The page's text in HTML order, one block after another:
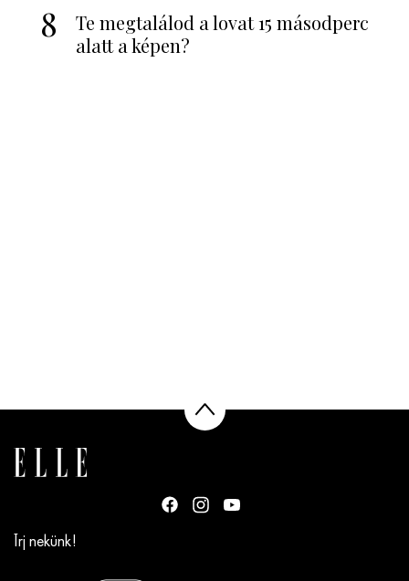
8
Te megtalálod a lovat 15 másodperc
alatt a képen?
Írj nekünk!